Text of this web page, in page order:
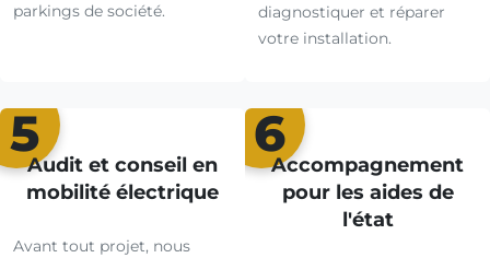
parkings de société.
diagnostiquer et réparer
votre installation.
5
Audit et conseil en
mobilité électrique
Avant tout projet, nous
6
Accompagnement
pour les aides de
l'état